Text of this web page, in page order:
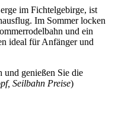
im Fichtelgebirge, ist
Im Sommer locken
und ein
ideal für Anfänger und
und genießen Sie die
Seilbahn Preise)